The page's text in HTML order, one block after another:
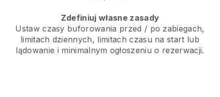
Zdefiniuj własne zasady
Ustaw czasy buforowania przed / po zabiegach,
limitach dziennych, limitach czasu na start lub
lądowanie i minimalnym ogłoszeniu o rezerwacji.